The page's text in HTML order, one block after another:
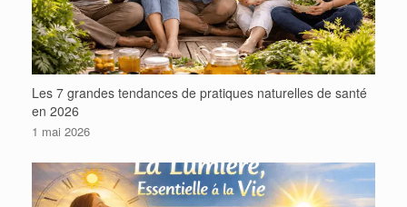
Les 7 grandes tendances de pratiques naturelles de santé
en 2026
1 mai 2026